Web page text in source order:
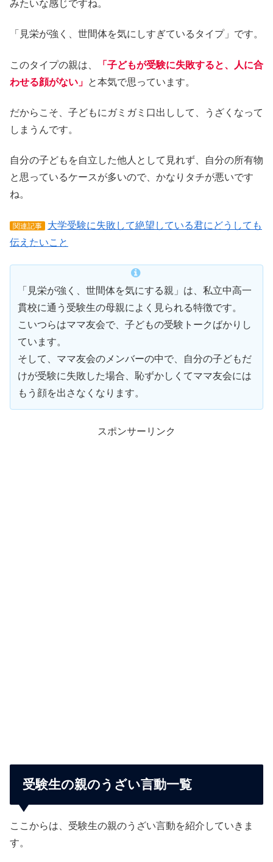
みたいな感じですね。
「見栄が強く、世間体を気にしすぎているタイプ」です。
このタイプの親は、
「子どもが受験に失敗すると、人に合
わせる顔がない」 と本気で思っています。
だからこそ、子どもにガミガミ口出しして、うざくなって
しまうんです。
自分の子どもを自立した他人として見れず、自分の所有物
と思っているケースが多いので、かなりタチが悪いです
ね。
関連記事
大学受験に失敗して絶望している君にどうしても
伝えたいこと
「見栄が強く、世間体を気にする親」は、私立中高一
貫校に通う受験生の母親によく見られる特徴です。
こいつらはママ友会で、子どもの受験トークばかりし
ています。
そして、ママ友会のメンバーの中で、自分の子どもだ
けが受験に失敗した場合、恥ずかしくてママ友会には
もう顔を出さなくなります。
スポンサーリンク
受験生の親のうざい言動一覧
ここからは、受験生の親のうざい言動を紹介していきま
す。